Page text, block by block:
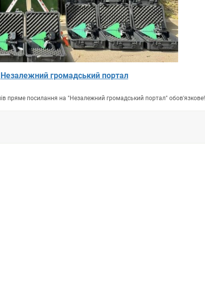
Незалежний громадський портал
пряме посилання на "Незалежний громадський портал" обов'язкове!